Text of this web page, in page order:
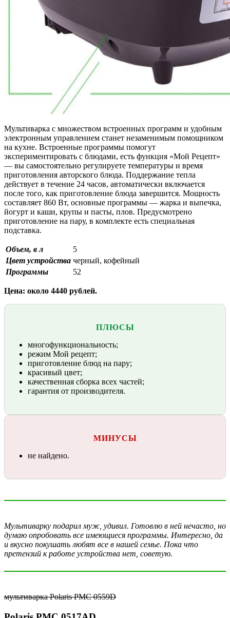
Мультиварка с множеством встроенных программ и удобным
электронным управлением станет незаменимым помощником
на кухне. Встроенные программы помогут
экспериментировать с блюдами, есть функция «Мой Рецепт»
— вы самостоятельно регулируете температуры и время
приготовления авторского блюда. Поддержание тепла
действует в течение 24 часов, автоматически включается
после того, как приготовление блюда завершится. Мощность
составляет 860 Вт, основные программы — жарка и выпечка,
йогурт и каши, крупы и пасты, плов. Предусмотрено
приготовление на пару, в комплекте есть специальная
подставка.
Объем, в л
5
Цвет устройства черный, кофейный
Программы
52
Цена: около 4440 рублей.
ПЛЮСЫ
многофункциональность;
режим Мой рецепт;
приготовление блюд на пару;
красивый цвет;
качественная сборка всех частей;
гарантия от производителя.
МИНУСЫ
не найдено.
Мультиварку подарил муж, удивил. Готовлю в ней нечасто, но
думаю опробовать все имеющиеся программы. Интересно, да
и вкусно покушать любят все в нашей семье. Пока что
претензий к работе устройства нет, советую.
мультиварка Polaris PMC 0559D